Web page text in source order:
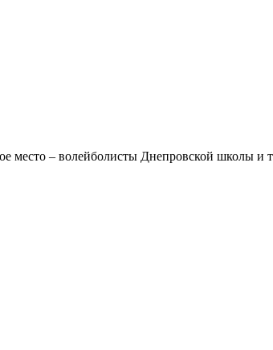
– волейболисты Днепровской школы и